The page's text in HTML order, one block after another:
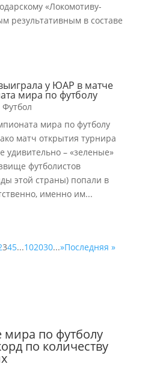
«Локомотиву-
результативным в составе
у ЮАР в матче
мира по футболу
Футбол
мира по футболу
матч открытия турнира
– «зеленые»
футболистов
этой страны) попали в
именно им...
345...102030...»Последняя »
по футболу
по количеству